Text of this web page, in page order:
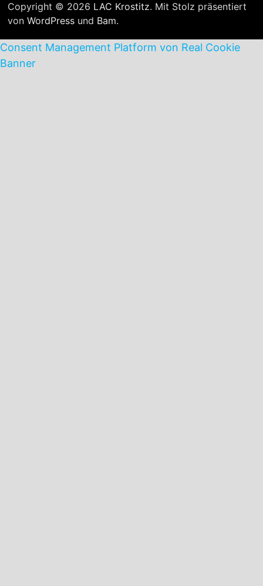
Copyright © 2026 LAC Krostitz. Mit Stolz präsentiert
von WordPressund Bam.
Consent Management Platform von Real Cookie
Banner